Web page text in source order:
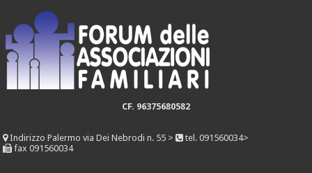
CF. 96375680582
IndirizzoPalermo via Dei Nebrodi n. 55 >
tel. 091560034>
fax 091560034